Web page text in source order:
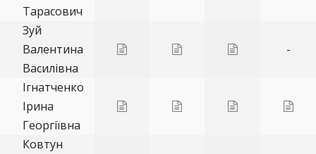
Тарасович
Зуй
Валентина
Василівна
-
Ігнатченко
Ірина
Георгіївна
Ковтун